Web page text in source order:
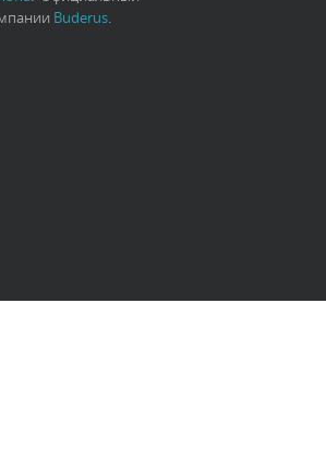
Buderus.